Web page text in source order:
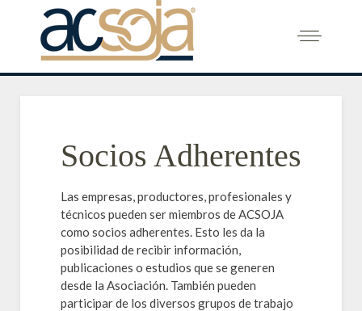
Socios Adherentes
Las empresas, productores, profesionales y
técnicos pueden ser miembros de ACSOJA
como socios adherentes. Esto les da la
posibilidad de recibir información,
publicaciones o estudios que se generen
desde la Asociación. También pueden
participar de los diversos grupos de trabajo